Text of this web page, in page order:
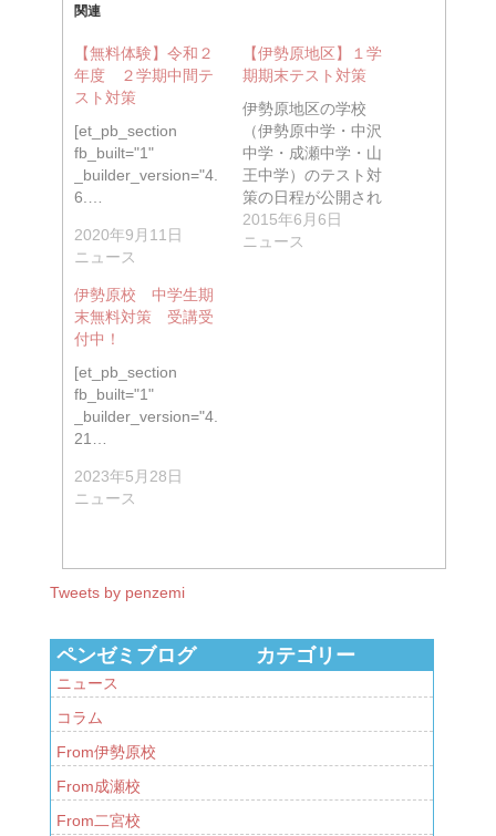
関連
【無料体験】令和２
年度 ２学期中間テ
スト対策
[et_pb_section
fb_built="1"
_builder_version="4.
6.…
2020年9月11日
ニュース
【伊勢原地区】１学
期期末テスト対策
伊勢原地区の学校
（伊勢原中学・中沢
中学・成瀬中学・山
王中学）のテスト対
策の日程が公開され
ました。 …
2015年6月6日
ニュース
伊勢原校 中学生期
末無料対策 受講受
付中！
[et_pb_section
fb_built="1"
_builder_version="4.
21…
2023年5月28日
ニュース
Tweets by penzemi
ペンゼミブログ カテゴリー
ニュース
コラム
From伊勢原校
From成瀬校
From二宮校